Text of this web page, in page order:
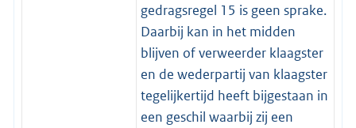
gedragsregel 15 is geen sprake.
Daarbij kan in het midden
blijven of verweerder klaagster
en de wederpartij van klaagster
tegelijkertijd heeft bijgestaan in
een geschil waarbij zij een